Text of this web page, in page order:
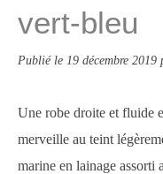
vert-bleu
Publié le 19 décembre 2019
Une robe droite et fluide
merveille au teint
marine en lainage assorti